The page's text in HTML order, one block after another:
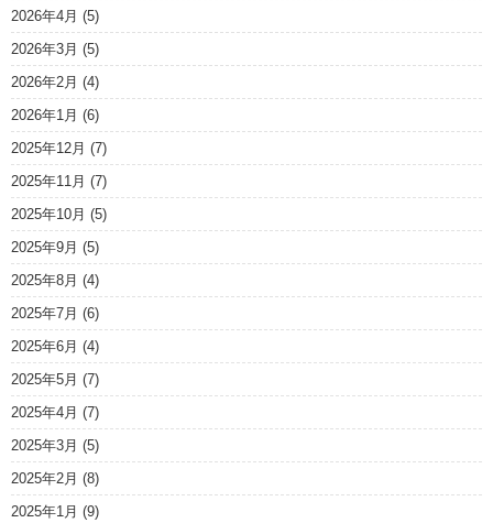
2026年4月 (5)
2026年3月 (5)
2026年2月 (4)
2026年1月 (6)
2025年12月 (7)
2025年11月 (7)
2025年10月 (5)
2025年9月 (5)
2025年8月 (4)
2025年7月 (6)
2025年6月 (4)
2025年5月 (7)
2025年4月 (7)
2025年3月 (5)
2025年2月 (8)
2025年1月 (9)